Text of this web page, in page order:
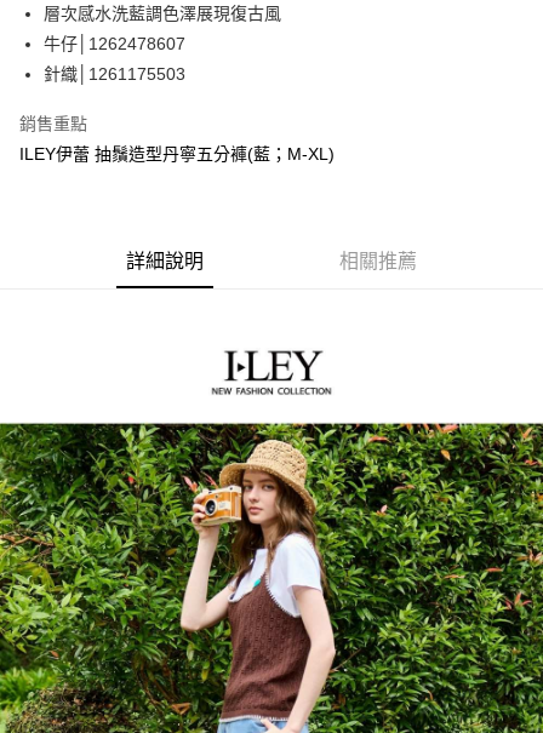
元大商業銀行
玉山商業銀行
台新國際商業銀行
台灣樂天信用卡公司
悠遊付
Google Pay
大哥付你分期
2.付款方式選擇「大哥付你分期」，訂單成立後會自動跳轉到大哥付的交易
流程，驗證手機門號後，選擇欲分期的期數、繳款截止日，確認付款後即完
消。如遇「轉專審核」未通過狀況，表示未達大哥付你分期系統評分，恕無
1.分期款項不併入電信帳單，「大哥付你分期」於每月結算日後寄送繳費提
醒簡訊。
2.透過簡訊連結打開帳單後，可選擇「超商條碼／台灣大直營門市／銀行轉
帳／街口支付／iPASS MONEY」等通路繳費。
【注意事項】
1.本服務係由「台灣大哥大股份有限公司」（以下簡稱本公司）所提供，讓
用戶於交易時，得透過本服務購買商品或服務，並由商店將買賣／分期付款
買賣價金債權讓與本公司後，依約使用本公司帳單繳交帳款。
2.基於同意付款使用「大哥付你分期」之契約關係目的，商店將以您的個人
資料（包含姓名、電話或地址）提供予台灣大哥大進項蒐集、處理及利用，
由本公司與您本人進行分期帳單所需資料之確認、核對及更正。
3.完整用戶服務條款，請詳閱以下連結：https://oppay.tw/userRule
【關於「AFTEE先享後付」】
１．簡單：不需註冊會員、不需綁卡、不需儲值。
２．便利：只要手機號碼，簡訊認證，即可結帳。
３．安心：先確認商品／服務後，再付款。
【「AFTEE先享後付」結帳流程】
１．於結帳方式選擇「AFTEE先享後付」後，將跳轉至「AFTEE先享後付」
結帳頁面，進行簡訊認證並確認金額後，即可完成結帳。
２．訂單成立數日內，您將收到繳費通知簡訊。
３．收到繳費通知簡訊後14天內，點擊此簡訊中的連結，可透過四大超商／
ATM／網路銀行／等多元方式進行付款，方視為交易完成。
※ 請注意：結帳手續完成當下不需立刻繳費，但若您需要取消訂單，請聯絡
購買商品的店家。未經商家同意取消之訂單仍視為有效，需透過AFTEE先享
後付繳納相關費用。
※ 交易是否成功請以「AFTEE先享後付 」之結帳頁面顯示為準，若有關於
是否繳費成功／繳費後需取消欲退款等相關疑問，請聯繫「AFTEE先享後付
客戶支援中心」https://netprotections.freshdesk.com/support/home
【注意事項】
每筆NT$120，滿NT$2,500(含以上)免運費
付款後全家取貨
每筆NT$120，滿NT$2,500(含以上)免運費
萊爾富取貨付款
每筆NT$120，滿NT$2,500(含以上)免運費
付款後萊爾富取貨
每筆NT$120，滿NT$2,500(含以上)免運費
7-11取貨付款
每筆NT$120，滿NT$2,500(含以上)免運費
層次感水洗藍調色澤展現復古風
牛仔│1262478607
針織│1261175503
銷售重點
ILEY伊蕾 抽鬚造型丹寧五分褲(藍；M-XL)
詳細說明 相關推薦